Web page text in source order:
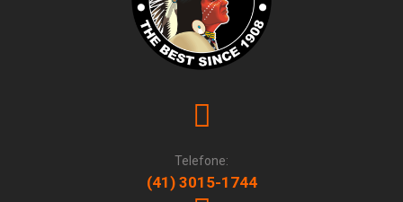
Telefone:
(41) 3015-1744